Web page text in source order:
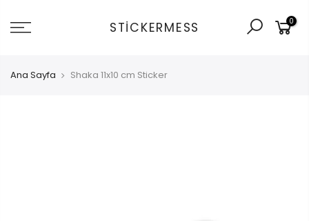
git
STICKERMESS 0
Ana Sayfa Shaka 11x10 cm Sticker